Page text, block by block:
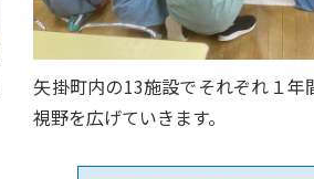
矢掛町内の13施設でそれぞれ１年
視野を広げていきます。